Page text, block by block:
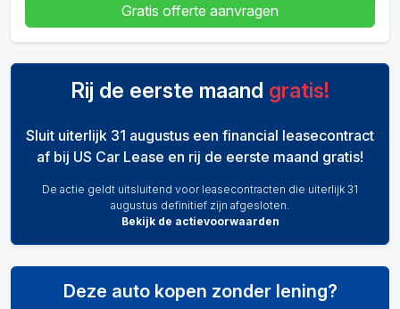
Gratis offerte aanvragen
Rij de eerste maand gratis!
Sluit uiterlijk 31 augustus een financial leasecontract
af bij US Car Lease en rij de eerste maand gratis!
De actie geldt uitsluitend voor leasecontracten die uiterlijk 31
augustus definitief zijn afgesloten.
Bekijk de actievoorwaarden
Deze auto kopen zonder lening?